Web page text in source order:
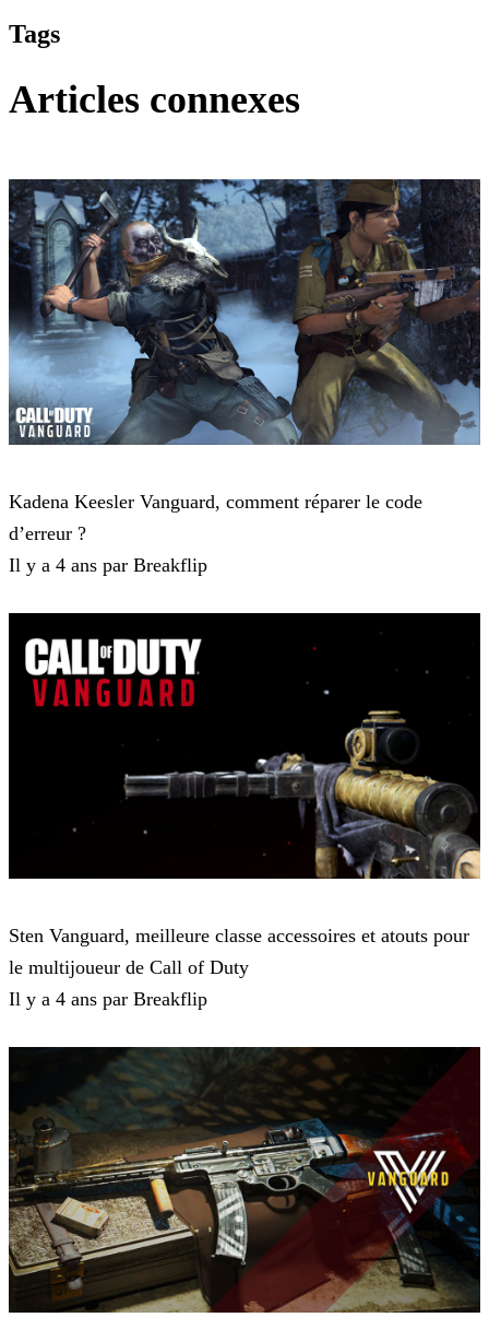
Tags
Articles connexes
Kadena Keesler Vanguard, comment réparer le code
d’erreur ?
Il y a 4 ans par Breakflip
Sten Vanguard, meilleure classe accessoires et atouts pour
le multijoueur de Call of Duty
Il y a 4 ans par Breakflip